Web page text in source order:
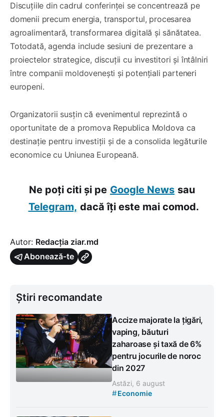
Discuțiile din cadrul conferinței se concentrează pe
domenii precum energia, transportul, procesarea
agroalimentară, transformarea digitală și sănătatea.
Totodată, agenda include sesiuni de prezentare a
proiectelor strategice, discuții cu investitori și întâlniri
între companii moldovenești și potențiali parteneri
europeni.
Organizatorii susțin că evenimentul reprezintă o
oportunitate de a promova Republica Moldova ca
destinație pentru investiții și de a consolida legăturile
economice cu Uniunea Europeană.
Ne poți citi și pe Google News sau
Telegram, dacă îți este mai comod.
Autor: Redacția ziar.md
Abonează-te
Știri recomandate
Accize majorate la țigări,
vaping, băuturi
zaharoase și taxă de 6%
pentru jocurile de noroc
din 2027
Astăzi, 6 august
#Economie